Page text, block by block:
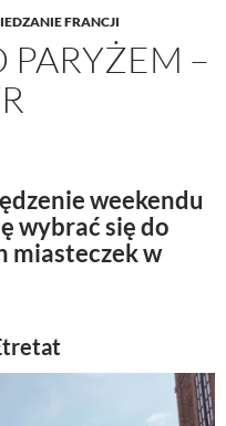
FRANCJI
–
weekendu
wybrać się do
miasteczek w